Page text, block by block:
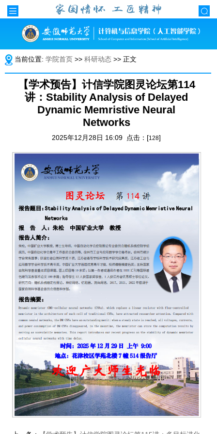
当前位置: 学院首页 >> 科研动态 >> 正文
【学术预告】计信学院图灵论坛第114
讲：Stability Analysis of Delayed
Dynamic Memristive Neural
Networks
2025年12月28日 16:09 点击：[128]